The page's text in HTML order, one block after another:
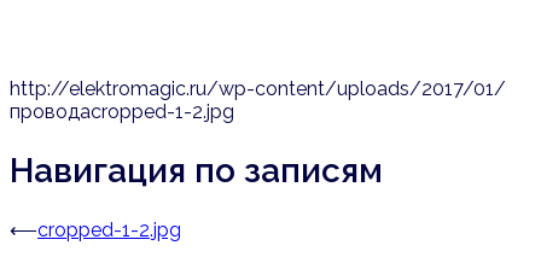
http://elektromagic.ru/wp-content/uploads/2017/01/
проводаcropped-1-2.jpg
Навигация по записям
⟵cropped-1-2.jpg